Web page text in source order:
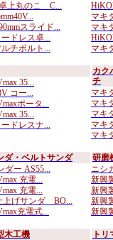
上丸のこ C...
スライド...
ドレス卓...
チボルト...
マキ
マキ
マキ
35...
コー...
ポータ...
35...
ドレスナ...
カク
チ
マキ
マキ
マキ
マキ
マキ
ダ・ベルトサンダ
ダー AS55...
充電...
充電...
げサンダ BO...
充電式...
研磨
ニシ
新興
新興
新興
新興
木工機
ト